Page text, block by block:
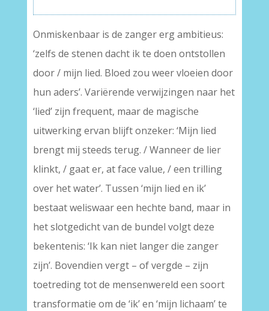
Onmiskenbaar is de zanger erg ambitieus:
‘zelfs de stenen dacht ik te doen ontstollen
door / mijn lied. Bloed zou weer vloeien door
hun aders’. Variërende verwijzingen naar het
‘lied’ zijn frequent, maar de magische
uitwerking ervan blijft onzeker: ‘Mijn lied
brengt mij steeds terug. / Wanneer de lier
klinkt, / gaat er, at face value, / een trilling
over het water’. Tussen ‘mijn lied en ik’
bestaat weliswaar een hechte band, maar in
het slotgedicht van de bundel volgt deze
bekentenis: ‘Ik kan niet langer die zanger
zijn’. Bovendien vergt – of vergde – zijn
toetreding tot de mensenwereld een soort
transformatie om de ‘ik’ en ‘mijn lichaam’ te